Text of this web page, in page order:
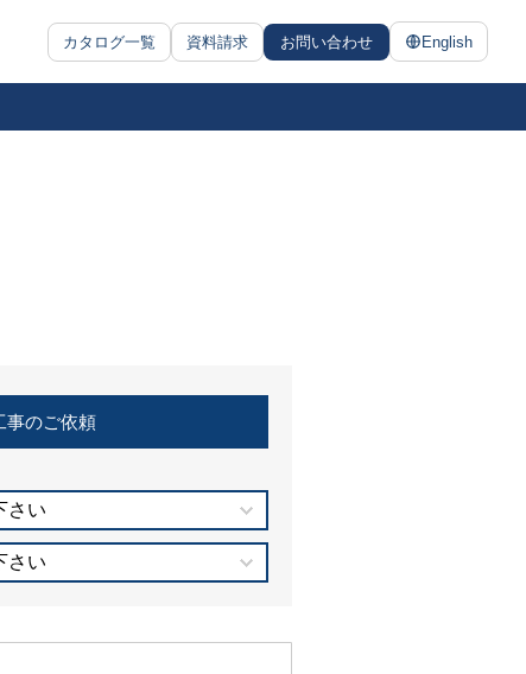
カタログ一覧 資料請求 お問い合わせ English
事のご依頼
さい
さい